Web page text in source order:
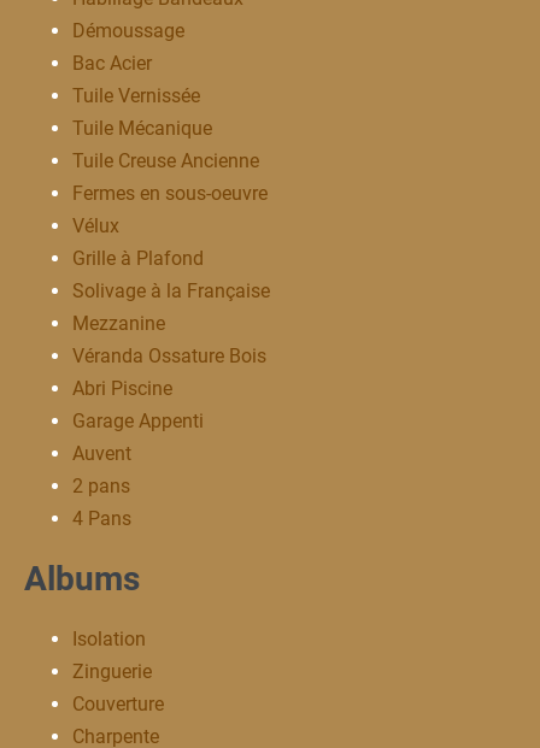
Démoussage
Bac Acier
Tuile Vernissée
Tuile Mécanique
Tuile Creuse Ancienne
Fermes en sous-oeuvre
Vélux
Grille à Plafond
Solivage à la Française
Mezzanine
Véranda Ossature Bois
Abri Piscine
Garage Appenti
Auvent
2 pans
4 Pans
Albums
Isolation
Zinguerie
Couverture
Charpente